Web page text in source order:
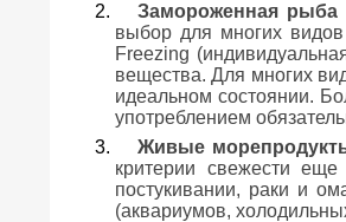
Замороженная рыба
выбор для многих
Freezing
вещества. Для многих
идеальном состоянии.
употреблением
Живые
критерии свежести
постукивании, раки и
(аквариумов,